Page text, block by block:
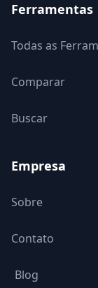
Ferramentas
Todas as
Comparar
Buscar
Empresa
Sobre
Contato
Blog